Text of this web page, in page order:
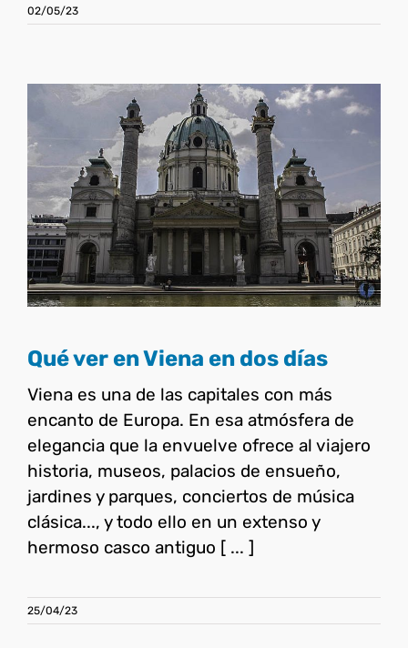
02/05/23
Qué ver en Viena en dos
días
Austria
Qué ver en Viena en dos días
Viena es una de las capitales con más
encanto de Europa. En esa atmósfera de
elegancia que la envuelve ofrece al viajero
historia, museos, palacios de ensueño,
jardines y parques, conciertos de música
clásica..., y todo ello en un extenso y
hermoso casco antiguo [ ... ]
25/04/23